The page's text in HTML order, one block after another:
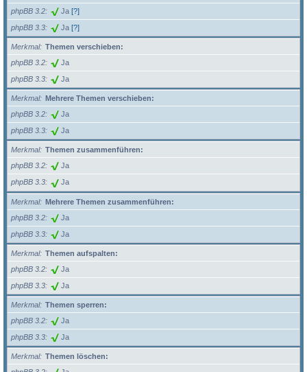
phpBB 3.2
Ja [?]
phpBB 3.3 Ja [?]
Merkmal
Themen verschieben:
phpBB 3.2
Ja
phpBB 3.3 Ja
Merkmal
Mehrere Themen verschieben:
phpBB 3.2
Ja
phpBB 3.3 Ja
Merkmal
Themen zusammenführen:
phpBB 3.2
Ja
phpBB 3.3 Ja
Merkmal
Mehrere Themen zusammenführen:
phpBB 3.2
Ja
phpBB 3.3 Ja
Merkmal
Themen aufspalten:
phpBB 3.2
Ja
phpBB 3.3 Ja
Merkmal
Themen sperren:
phpBB 3.2
Ja
phpBB 3.3 Ja
Merkmal
Themen löschen: